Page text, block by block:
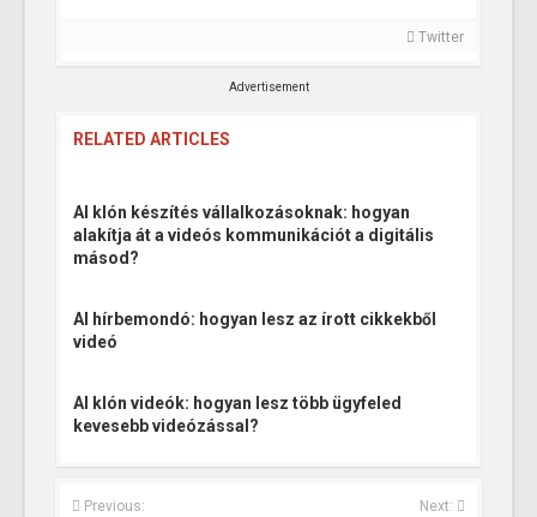
Twitter
Advertisement
RELATED ARTICLES
AI klón készítés vállalkozásoknak: hogyan
alakítja át a videós kommunikációt a digitális
másod?
AI hírbemondó: hogyan lesz az írott cikkekből
videó
AI klón videók: hogyan lesz több ügyfeled
kevesebb videózással?
Previous: Next: